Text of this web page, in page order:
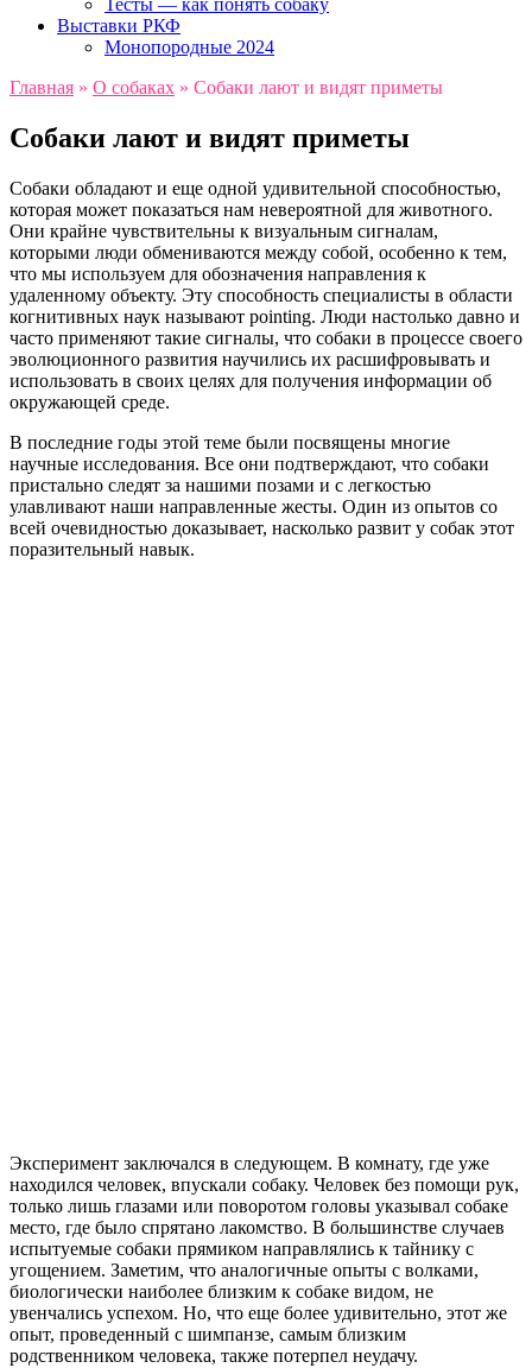
Тесты — как понять собаку
Выставки РКФ
Монопородные 2024
Главная » О собаках » Собаки лают и видят приметы
Собаки лают и видят приметы
Собаки обладают и еще одной удивительной способностью,
которая может показаться нам невероятной для животного.
Они крайне чувствительны к визуальным сигналам,
которыми люди обмениваются между собой, особенно к тем,
что мы используем для обозначения направления к
удаленному объекту. Эту способность специалисты в области
когнитивных наук называют pointing. Люди настолько давно и
часто применяют такие сигналы, что собаки в процессе своего
эволюционного развития научились их расшифровывать и
использовать в своих целях для получения информации об
окружающей среде.
В последние годы этой теме были посвящены многие
научные исследования. Все они подтверждают, что собаки
пристально следят за нашими позами и с легкостью
улавливают наши направленные жесты. Один из опытов со
всей очевидностью доказывает, насколько развит у собак этот
поразительный навык.
Эксперимент заключался в следующем. В комнату, где уже
находился человек, впускали собаку. Человек без помощи рук,
только лишь глазами или поворотом головы указывал собаке
место, где было спрятано лакомство. В большинстве случаев
испытуемые собаки прямиком направлялись к тайнику с
угощением. Заметим, что аналогичные опыты с волками,
биологически наиболее близким к собаке видом, не
увенчались успехом. Но, что еще более удивительно, этот же
опыт, проведенный с шимпанзе, самым близким
родственником человека, также потерпел неудачу.